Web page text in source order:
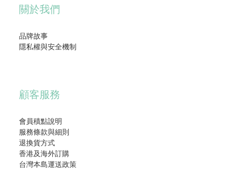
關於我們
品牌故事
隱私權與安全機制
顧客服務
會員積點說明
服務條款與細則
退換貨方式
香港及海外訂購
台灣本島運送政策